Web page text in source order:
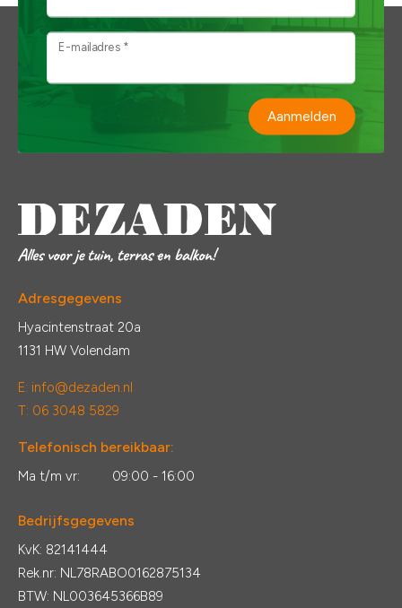
E-mailadres *
Aanmelden
Adresgegevens
Hyacintenstraat 20a
1131 HW Volendam
E: info@dezaden.nl
T: 06 3048 5829
Telefonisch bereikbaar:
Ma t/m vr: 09:00 - 16:00
Bedrijfsgegevens
KvK: 82141444
Rek.nr: NL78RABO0162875134
BTW: NL003645366B89